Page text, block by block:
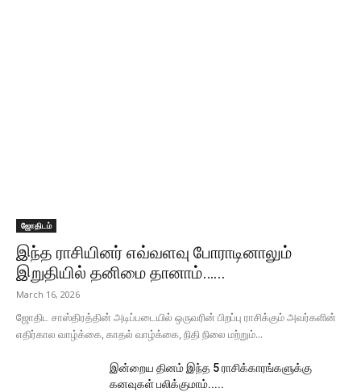
ஜோதிடம்
இந்த ராசியினர் எவ்வளவு போராடினாலும்
இறுதியில் தனிமை தானாம்…...
March 16, 2026
ஜோதிட சாஸ்திரத்தின் அடிப்படையில் ஒருவரின் பிறப்பு ராசிக்கும் அவர்களின்
எதிர்கால வாழ்க்கை, காதல் வாழ்க்கை, நிதி நிலை மற்றும்...
இன்றைய தினம் இந்த 5 ராசிக்காரங்களுக்கு
கனவுகள் பலிக்குமாம்.....